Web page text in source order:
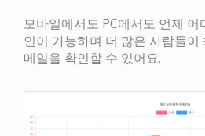
모바일에서도 PC에서도 언제
인이 가능하며 더 많은 사람들이
메일을 확인할 수 있어요.